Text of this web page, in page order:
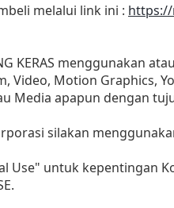
melalui link ini :
KERAS menggunakan
Video, Motion Graphics,
Media apapun dengan
silakan
untuk kepentingan